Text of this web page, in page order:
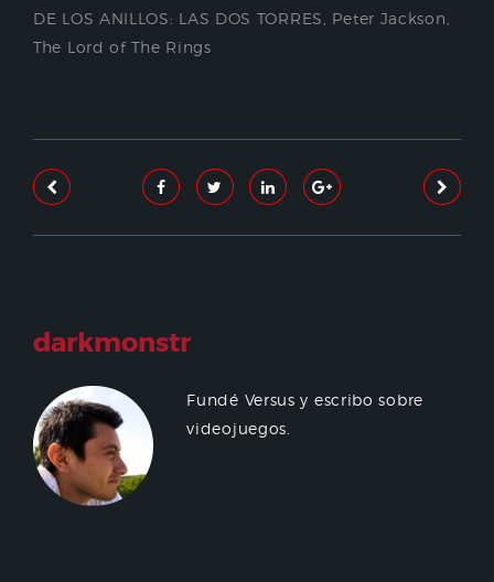
DE LOS ANILLOS: LAS DOS TORRES
Peter Jackson
The Lord of The Rings
darkmonstr
Fundé Versus y escribo sobre
videojuegos.